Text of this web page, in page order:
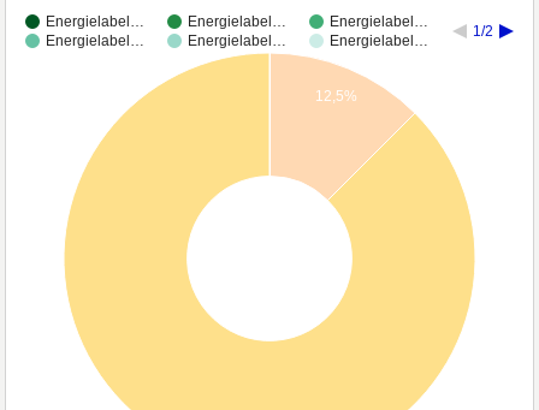
Energielabel… Energielabel…
Energielabel…
Energielabel…
Energielabel… Energielabel…
1/2
12,5%